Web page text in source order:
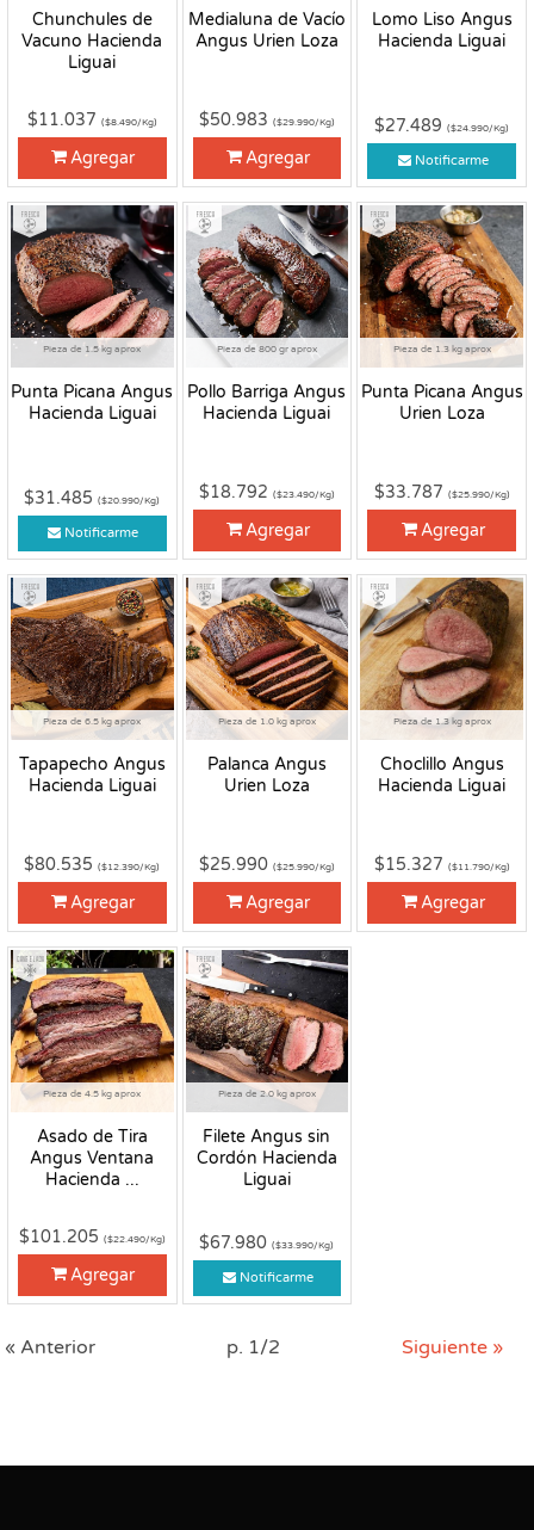
Chunchules de
Vacuno Hacienda
Liguai
$11.037 ($8.490/Kg)
Agregar
Medialuna de Vacío
Angus Urien Loza
$50.983 ($29.990/Kg)
Agregar
Lomo Liso Angus
Hacienda Liguai
$27.489($24.990/Kg)
Notificarme
Pieza de 1.5 kg aprox
Punta Picana Angus
Hacienda Liguai
Fresco
$31.485($20.990/Kg)
Notificarme
Pieza de 800 gr aprox
Pollo Barriga Angus
Hacienda Liguai
Fresco
$18.792 ($23.490/Kg)
Agregar
Pieza de 1.3 kg aprox
Punta Picana Angus
Urien Loza
Fresco
$33.787 ($25.990/Kg)
Agregar
Pieza de 6.5 kg aprox
Tapapecho Angus
Hacienda Liguai
Fresco
$80.535($12.390/Kg)
Agregar
Pieza de 1.0 kg aprox
Palanca Angus
Urien Loza
Fresco
$25.990 ($25.990/Kg)
Agregar
Pieza de 1.3 kg aprox
Choclillo Angus
Hacienda Liguai
Fresco
$15.327 ($11.790/Kg)
Agregar
Pieza de 4.5 kg aprox
Asado de Tira
Angus Ventana
Hacienda ...
Congelado
$101.205 ($22.490/Kg)
Agregar
Pieza de 2.0 kg aprox
Filete Angus sin
Cordón Hacienda
Liguai
Fresco
$67.980($33.990/Kg)
Notificarme
« Anterior p. 1/2 Siguiente »